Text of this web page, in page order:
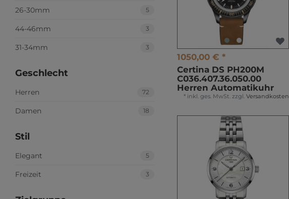
26-30mm 5
44-46mm 3
31-34mm 3
Geschlecht
Herren 72
Damen 18
Stil
Elegant 5
Freizeit 3
1050,00 € *
Certina DS PH200M
C036.407.36.050.00
Herren Automatikuhr
* inkl. ges. MwSt. zzgl. Versandkosten